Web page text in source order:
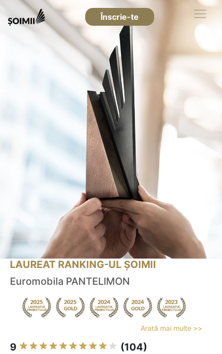
Înscrie-te
LAUREAT RANKING-UL ȘOIMII
Euromobila PANTELIMON
Arată mai multe >>
9 (104)